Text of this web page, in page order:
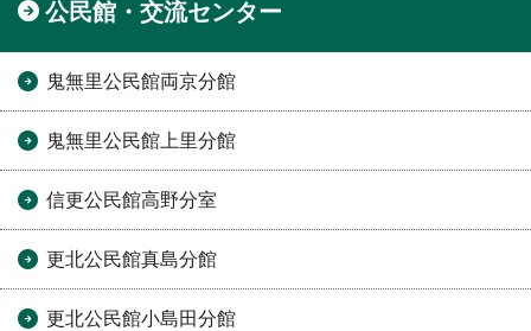
公民館・交流センター
鬼無里公民館両京分館
鬼無里公民館上里分館
信更公民館高野分室
更北公民館真島分館
更北公民館小島田分館